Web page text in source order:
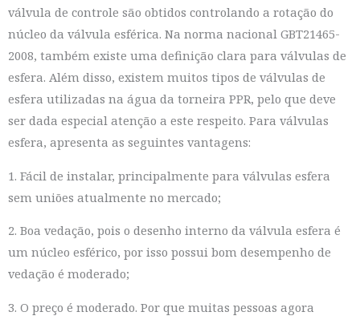
válvula de controle são obtidos controlando a rotação do
núcleo da válvula esférica. Na norma nacional GBT21465-
2008, também existe uma definição clara para válvulas de
esfera. Além disso, existem muitos tipos de válvulas de
esfera utilizadas na água da torneira PPR, pelo que deve
ser dada especial atenção a este respeito. Para válvulas
esfera, apresenta as seguintes vantagens:
1. Fácil de instalar, principalmente para válvulas esfera
sem uniões atualmente no mercado;
2. Boa vedação, pois o desenho interno da válvula esfera é
um núcleo esférico, por isso possui bom desempenho de
vedação é moderado;
3. O preço é moderado. Por que muitas pessoas agora